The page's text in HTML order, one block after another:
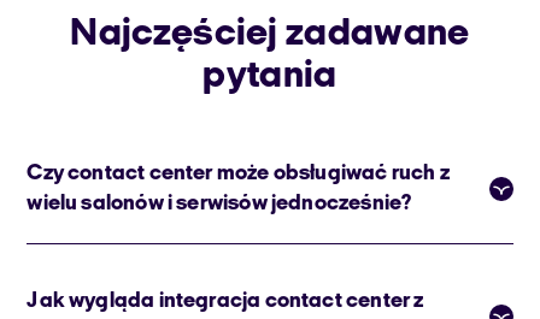
Najczęściej zadawane
pytania
Czy contact center może obsługiwać ruch z
wielu salonów i serwisów jednocześnie?
Jak wygląda integracja contact center z